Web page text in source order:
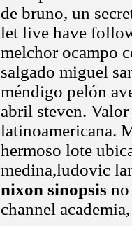
de bruno, un
let live have
melchor ocampo
salgado miguel
méndigo pelón
abril steven. Valor
latinoamericana.
hermoso lote
medina,ludovic
nixon sinopsis
channel